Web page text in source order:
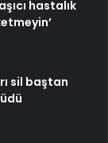
hastalık
sil baştan